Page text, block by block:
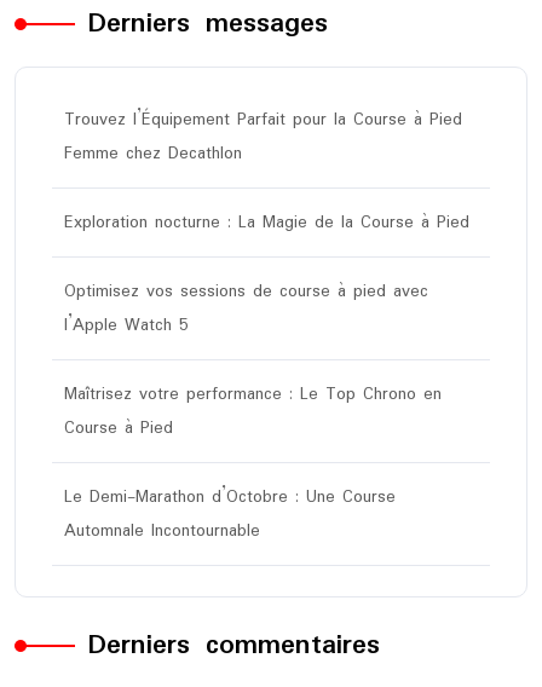
Derniers messages
Trouvez l’Équipement Parfait pour la Course à Pied
Femme chez Decathlon
Exploration nocturne : La Magie de la Course à Pied
Optimisez vos sessions de course à pied avec
l’Apple Watch 5
Maîtrisez votre performance : Le Top Chrono en
Course à Pied
Le Demi-Marathon d’Octobre : Une Course
Automnale Incontournable
Derniers commentaires